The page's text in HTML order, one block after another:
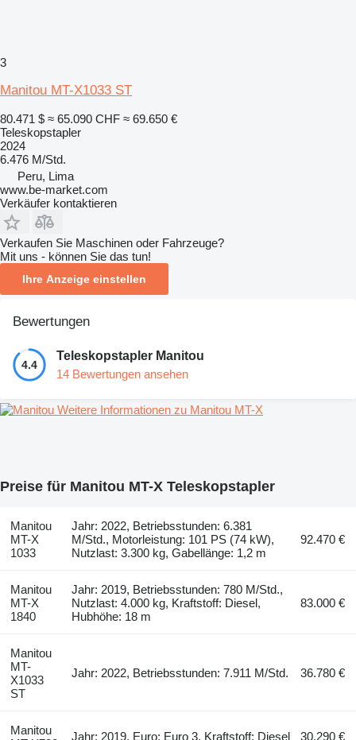
3
Manitou MT-X1033 ST
80.471 $ ≈ 65.090 CHF ≈ 69.650 €
Teleskopstapler
2024
6.476 M/Std.
Peru, Lima
www.be-market.com
Verkäufer kontaktieren
Verkaufen Sie Maschinen oder Fahrzeuge?
Mit uns - können Sie das tun!
Ihre Anzeige einstellen
Bewertungen
4.4
Teleskopstapler Manitou
14 Bewertungen ansehen
Weitere Informationen zu Manitou MT-X
Preise für Manitou MT-X Teleskopstapler
Manitou
MT-X
1033
Jahr: 2022, Betriebsstunden: 6.381
M/Std., Motorleistung: 101 PS (74 kW),
Nutzlast: 3.300 kg, Gabellänge: 1,2 m
92.470 €
Manitou
MT-X
1840
Jahr: 2019, Betriebsstunden: 780 M/Std.,
Nutzlast: 4.000 kg, Kraftstoff: Diesel,
Hubhöhe: 18 m
83.000 €
Manitou
MT-
X1033
ST
Jahr: 2022, Betriebsstunden: 7.911 M/Std. 36.780 €
Manitou
Jahr: 2019, Euro: Euro 3, Kraftstoff: Diesel 30.290 €